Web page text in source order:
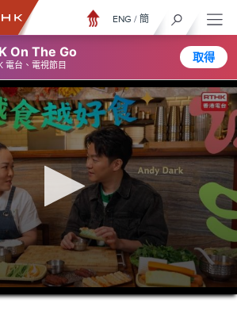
On The Go
電台、電視節目
取得
ENG / 簡